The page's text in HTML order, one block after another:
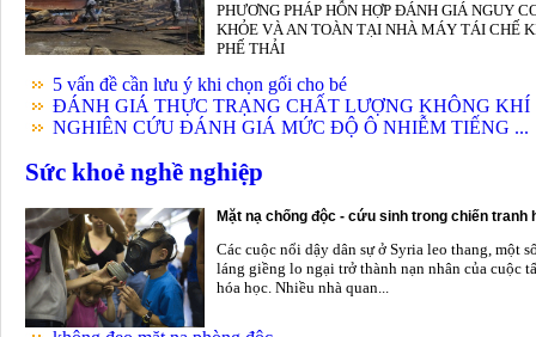
PHƯƠNG PHÁP HỖN HỢP ĐÁNH GIÁ NGUY
KHỎE VÀ AN TOÀN TẠI NHÀ MÁY TÁI CHẾ
PHẾ THẢI
5 vấn đề cần lưu ý khi chọn gối cho bé
ĐÁNH GIÁ THỰC TRẠNG CHẤT LƯỢNG KHÔNG KHÍ
NGHIÊN CỨU ĐÁNH GIÁ MỨC ĐỘ Ô NHIỄM TIẾNG ...
Sức khoẻ nghề nghiệp
Mặt nạ chống độc - cứu sinh trong chiến tranh
Các cuộc nổi dậy dân sự ở Syria leo thang, một
láng giềng lo ngại trở thành nạn nhân của cuộc
hóa học. Nhiều nhà quan...